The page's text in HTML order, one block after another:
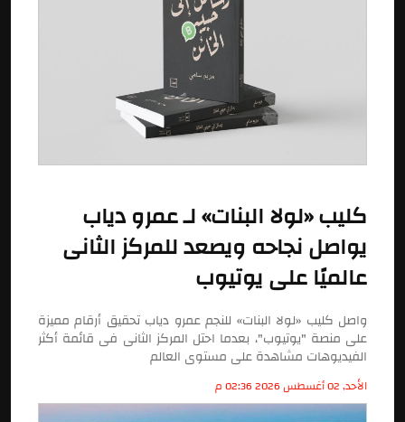
كليب «لولا البنات» لـ عمرو دياب
يواصل نجاحه ويصعد للمركز الثانى
عالميًا على يوتيوب
واصل كليب «لولا البنات» للنجم عمرو دياب تحقيق أرقام مميزة
على منصة "يوتيوب"، بعدما احتل المركز الثانى فى قائمة أكثر
الفيديوهات مشاهدة على مستوى العالم
الأحد, 02 أغسطس 2026 02:36 م